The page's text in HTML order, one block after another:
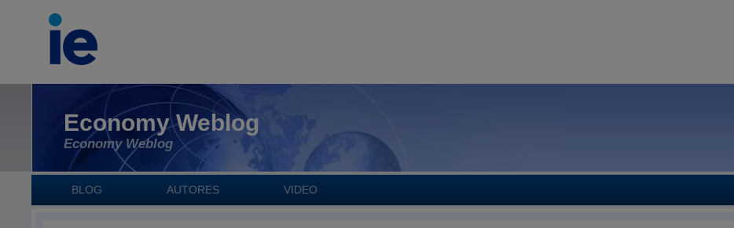
Economy Weblog
Economy Weblog
BLOG AUTORES VIDEO